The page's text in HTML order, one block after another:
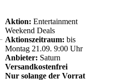
Aktion: Entertainment
Weekend Deals
Aktionszeitraum: bis
Montag 21.09. 9:00 Uhr
Anbieter: Saturn
Versandkostenfrei
Nur solange der Vorrat